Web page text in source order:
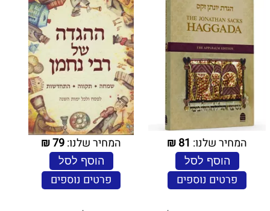
המחיר שלנו: 81
₪
הוסף לסל
פרטים נוספים
המחיר שלנו:79
₪
הוסף לסל
פרטים נוספים